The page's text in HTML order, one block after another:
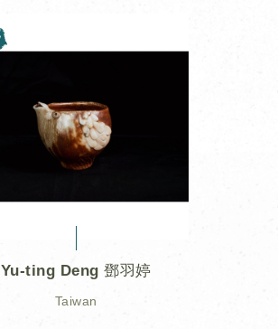
Yu-ting Deng 鄧羽婷
Taiwan